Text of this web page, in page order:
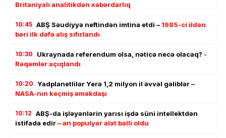
Britaniyalı analitikdən xəbərdarlıq
10:45 ABŞ Səudiyyə neftindən imtina etdi – 1985-ci ildən
bəri ilk dəfə alış sıfırlandı
10:30 Ukraynada referendum olsa, nəticə necə olacaq? -
Rəqəmlər açıqlandı
10:20 Yadplanetlilər Yerə 1,2 milyon il əvvəl gəliblər –
NASA-nın keçmiş əməkdaşı
10:12 ABŞ-da işləyənlərin yarısı işdə süni intellektdən
istifadə edir– ən populyar alət bəlli oldu